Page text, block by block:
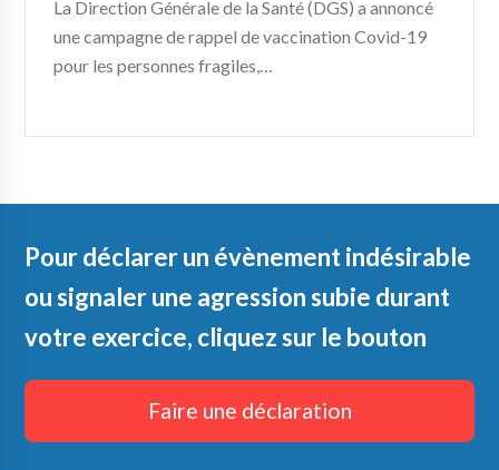
La Direction Générale de la Santé (DGS) a annoncé
une campagne de rappel de vaccination Covid-19
pour les personnes fragiles,…
Pour déclarer un évènement indésirable
ou signaler une agression subie durant
votre exercice, cliquez sur le bouton
Faire une déclaration